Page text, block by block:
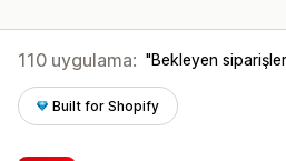
110 uygulama: Bekleyen siparişler
Built for Shopify